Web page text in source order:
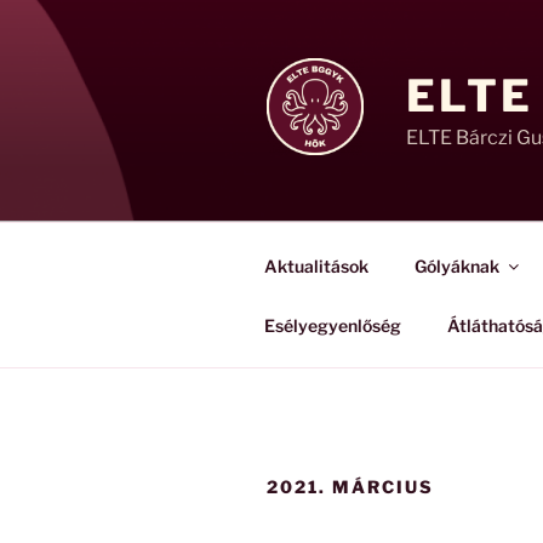
Tartalomhoz
ELTE Bárczi
Aktualitások Gólyáknak
Esélyegyenlőség
2021. MÁRCIUS